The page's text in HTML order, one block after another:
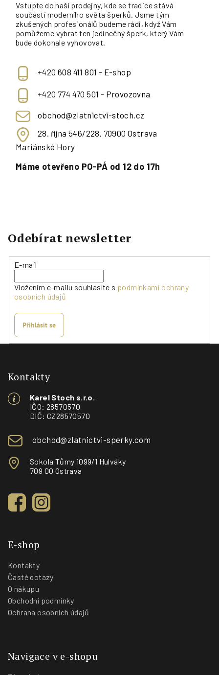
Vstupte do naší prodejny, kde se tradice stává
součástí moderního světa šperků. Jsme tým
zkušených profesionálů budeme rádi, když Vám
pomůžeme vybrat ten jedinečný šperk, který Vám
bude dokonale vyhovovat.
+420 608 411 801 - E-shop
+420 774 470 501 - Provozovna
obchod@zlatnictvi-stoch.cz
28. října 546/228, 70900 Ostrava
Mariánské Hory
Máme otevřeno PO-PÁ od 12 do 17h
Odebírat newsletter
E-mail
Vložením e-mailu souhlasíte s podmínkami ochrany
osobních údajů
Přihlásit se
Kontakty
Karel Stoch s.r.o.
IČO: 28570570
DIČ: CZ28570570
obchod@zlatnictvi-sperky.com
Sokola Tůmy 1099/1 Hulváky
709 00 Ostrava
E-shop
Kontakty
Časté dotazy
O nákupu
Obchodní podmínky
Ochrana osobních údajů
Navigace v e-shopu